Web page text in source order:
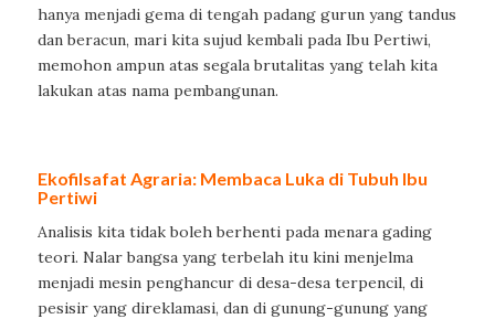
hanya menjadi gema di tengah padang gurun yang tandus
dan beracun, mari kita sujud kembali pada Ibu Pertiwi,
memohon ampun atas segala brutalitas yang telah kita
lakukan atas nama pembangunan.
Ekofilsafat Agraria: Membaca Luka di Tubuh Ibu
Pertiwi
Analisis kita tidak boleh berhenti pada menara gading
teori. Nalar bangsa yang terbelah itu kini menjelma
menjadi mesin penghancur di desa-desa terpencil, di
pesisir yang direklamasi, dan di gunung-gunung yang